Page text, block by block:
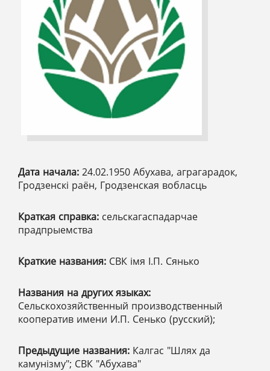
Дата начала: 24.02.1950 Абухава, аграгарадок,
Гродзенскі раён, Гродзенская вобласць
Краткая справка: сельскагаспадарчае
прадпрыемства
Краткие названия: СВК імя І.П. Сянько
Названия на других языках:
Сельскохозяйственный производственный
кооператив имени И.П. Сенько (русский);
Предыдущие названия: Калгас "Шлях да
камунізму"; СВК "Абухава"